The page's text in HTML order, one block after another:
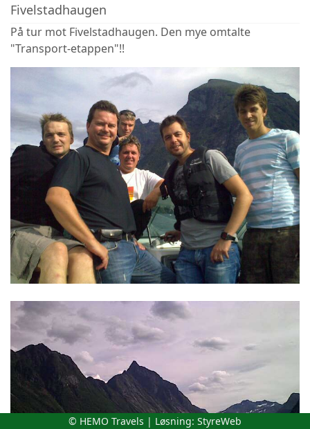
Fivelstadhaugen
På tur mot Fivelstadhaugen. Den mye omtalte
"Transport-etappen"!!
© HEMO Travels | Løsning: StyreWeb